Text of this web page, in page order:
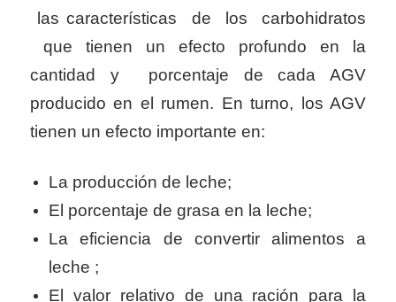
las características de los carbohidratos
que tienen un efecto profundo en la
cantidad y porcentaje de cada AGV
producido en el rumen. En turno, los AGV
tienen un efecto importante en:
La producción de leche;
El porcentaje de grasa en la leche;
La eficiencia de convertir alimentos a
leche ;
El valor relativo de una ración para la